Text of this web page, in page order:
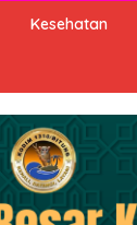
Kesehatan